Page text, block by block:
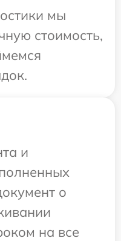
мы
стоимость,
и
о
на все